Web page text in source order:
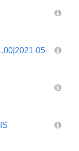
05-